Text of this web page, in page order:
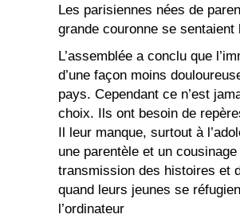
Les parisiennes nées de
grande couronne se
L’assemblée a conclu que
d’une façon moins
pays. Cependant ce n’est
choix. Ils ont besoin de
Il leur manque, surtout à
une parentèle et un
transmission des histoires et
quand leurs jeunes se
l’ordinateur